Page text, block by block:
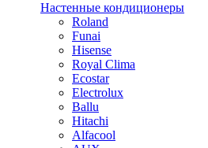
Настенные кондиционеры
Roland
Funai
Hisense
Royal Clima
Ecostar
Electrolux
Ballu
Hitachi
Alfacool